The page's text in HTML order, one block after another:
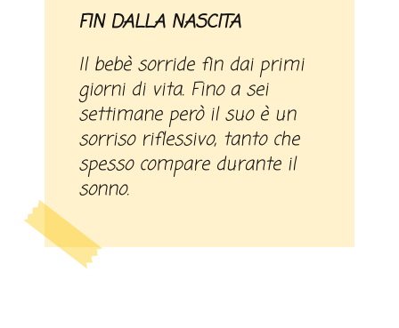
FIN DALLA NASCITA
Il bebè sorride fin dai primi
giorni di vita. Fino a sei
settimane però il suo è un
sorriso riflessivo, tanto che
spesso compare durante il
sonno.